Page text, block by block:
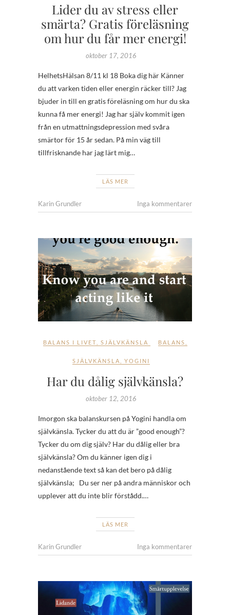
Lider du av stress eller
smärta? Gratis föreläsning
om hur du får mer energi!
oktober 17, 2016
HelhetsHälsan 8/11 kl 18 Boka dig här Känner
du att varken tiden eller energin räcker till? Jag
bjuder in till en gratis föreläsning om hur du ska
kunna få mer energi! Jag har själv kommit igen
från en utmattningsdepression med svåra
smärtor för 15 år sedan. På min väg till
tillfrisknande har jag lärt mig…
LÄS MER
Karin Grundler Inga kommentarer
BALANS I LIVET SJÄLVKÄNSLA BALANS
SJÄLVKÄNSLA YOGINI
Har du dålig självkänsla?
oktober 12, 2016
Imorgon ska balanskursen på Yogini handla om
självkänsla. Tycker du att du är ”good enough”?
Tycker du om dig själv? Har du dålig eller bra
självkänsla? Om du känner igen dig i
nedanstående text så kan det bero på dålig
självkänsla; Du ser ner på andra människor och
upplever att du inte blir förstådd.…
LÄS MER
Karin Grundler Inga kommentarer